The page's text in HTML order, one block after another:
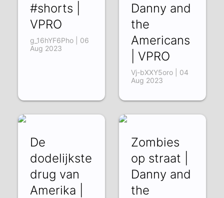
#shorts |
VPRO
g_16hYF6Pho | 06
Aug 2023
Danny and
the
Americans
| VPRO
Vj-bXXY5oro | 04
Aug 2023
De
dodelijkste
drug van
Amerika |
Zombies
op straat |
Danny and
the